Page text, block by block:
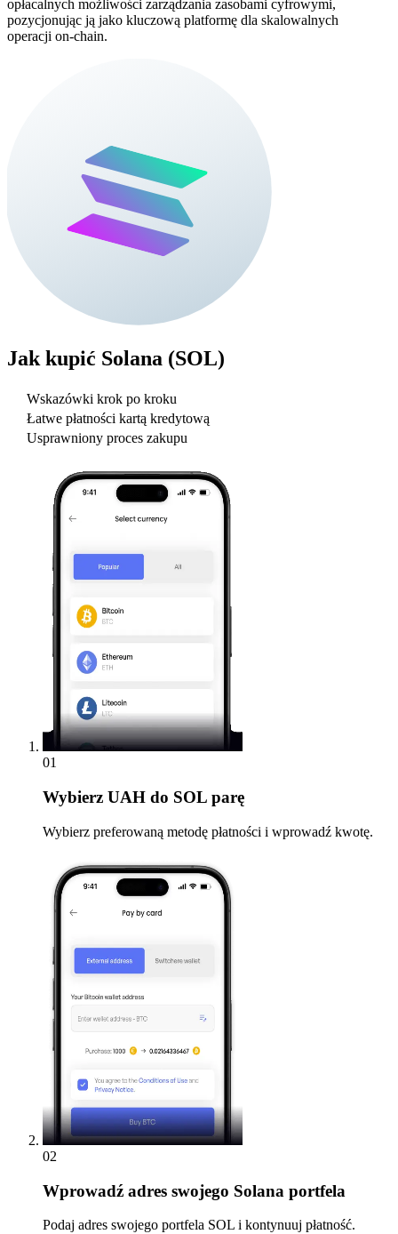
opłacalnych możliwości zarządzania zasobami cyfrowymi,
pozycjonując ją jako kluczową platformę dla skalowalnych
operacji on-chain.
Jak kupić Solana (SOL)
Wskazówki krok po kroku
Łatwe płatności kartą kredytową
Usprawniony proces zakupu
01
Wybierz UAH do SOL parę
Wybierz preferowaną metodę płatności i wprowadź kwotę.
02
Wprowadź adres swojego Solana portfela
Podaj adres swojego portfela SOL i kontynuuj płatność.